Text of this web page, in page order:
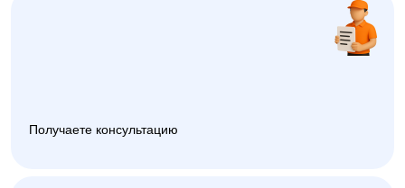
Получаете консультацию